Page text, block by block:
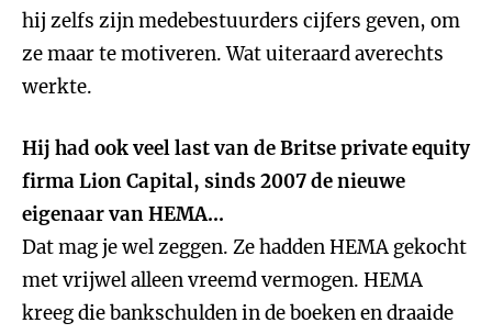
hij zelfs zijn medebestuurders cijfers geven, om
ze maar te motiveren. Wat uiteraard averechts
werkte.
Hij had ook veel last van de Britse private equity
firma Lion Capital, sinds 2007 de nieuwe
eigenaar van HEMA...
Dat mag je wel zeggen. Ze hadden HEMA gekocht
met vrijwel alleen vreemd vermogen. HEMA
kreeg die bankschulden in de boeken en draaide